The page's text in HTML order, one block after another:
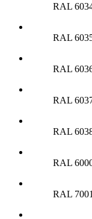
RAL
RAL
RAL
RAL
RAL
RAL
RAL 7001